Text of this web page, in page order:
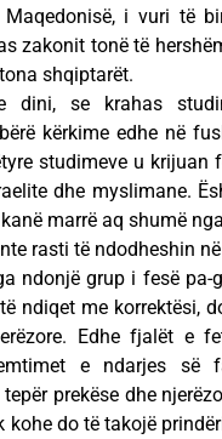
i vuri të
zakonit tonë të
shqiptarët.
dini, se krahas
kërkime edhe në
studimeve u krijuan
dhe myslimane.
marrë aq shumë
rasti të ndodheshin
ndonjë grup i fesë pa-
ndiqet me korrektësi,
Edhe fjalët e
e ndarjes së
prekëse dhe
kohe do të takojë